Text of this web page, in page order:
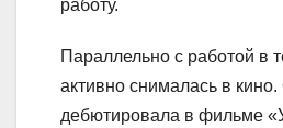
работу.
Параллельно с работой в
активно снималась в
дебютировала в фильме